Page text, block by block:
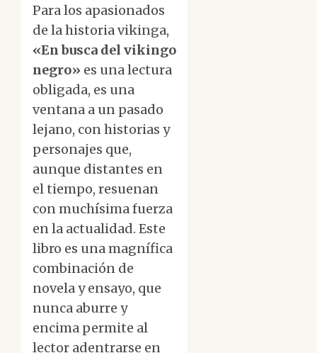
Para los apasionados
de la historia vikinga,
«En busca del vikingo
negro» es una lectura
obligada, es una
ventana a un pasado
lejano, con historias y
personajes que,
aunque distantes en
el tiempo, resuenan
con muchísima fuerza
en la actualidad. Este
libro es una magnífica
combinación de
novela y ensayo, que
nunca aburre y
encima permite al
lector adentrarse en